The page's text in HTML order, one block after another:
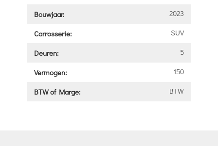
Bouwjaar: 2023
Carrosserie: SUV
Deuren: 5
Vermogen: 150
BTW of Marge: BTW